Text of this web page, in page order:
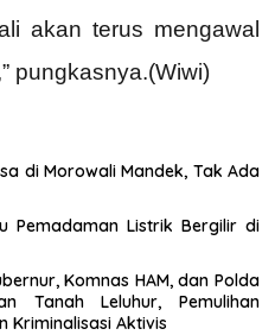
akan terus mengawal
pungkasnya.(Wiwi)
di Morowali Mandek, Tak Ada
Pemadaman Listrik Bergilir di
Komnas HAM, dan Polda
Tanah Leluhur, Pemulihan
Kriminalisasi Aktivis